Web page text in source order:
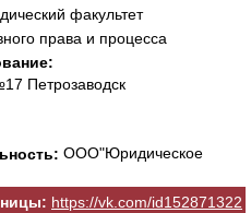
факультет
права и процесса
Петрозаводск
ООО"Юридическое
https://vk.com/id152871322